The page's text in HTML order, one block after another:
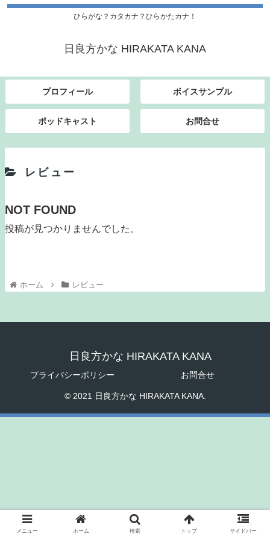
ひらがな？カタカナ？ひらかたカナ！
日良方かな HIRAKATA KANA
プロフィール ボイスサンプル
ポッドキャスト お問合せ
レビュー
NOT FOUND
投稿が見つかりませんでした。
ホーム レビュー
日良方かな HIRAKATA KANA
プライバシーポリシー お問合せ
© 2021 日良方かな HIRAKATA KANA.
メニュー ホーム 検索 トップ サイドバー